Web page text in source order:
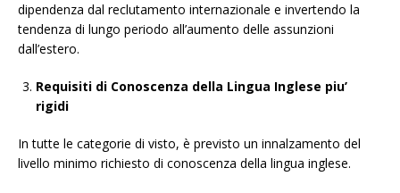
dipendenza dal reclutamento internazionale e invertendo la
tendenza di lungo periodo all’aumento delle assunzioni
dall’estero.
Requisiti di Conoscenza della Lingua Inglese piu’
rigidi
In tutte le categorie di visto, è previsto un innalzamento del
livello minimo richiesto di conoscenza della lingua inglese.